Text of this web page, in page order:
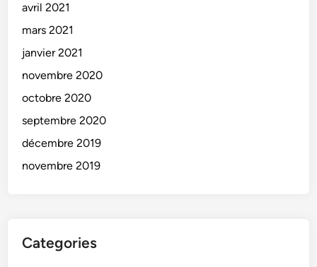
avril 2021
mars 2021
janvier 2021
novembre 2020
octobre 2020
septembre 2020
décembre 2019
novembre 2019
Categories